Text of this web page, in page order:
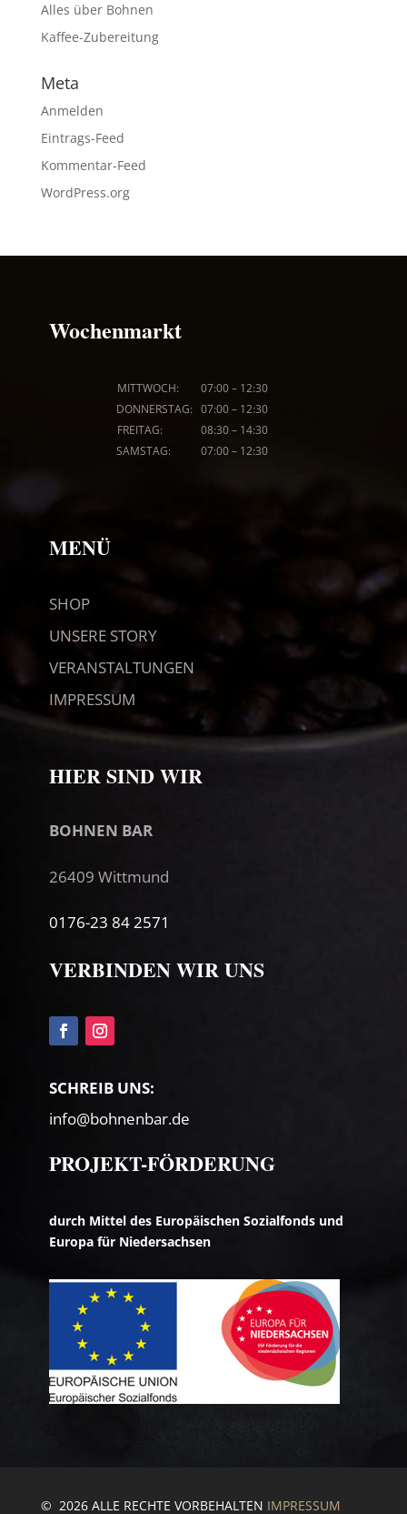
Alles über Bohnen
Kaffee-Zubereitung
Meta
Anmelden
Eintrags-Feed
Kommentar-Feed
WordPress.org
Wochenmarkt
MITTWOCH: 07:00–12:30
DONNERSTAG: 07:00– 12:30
FREITAG: 08:30–14:30
SAMSTAG: 07:00– 12:30
MENÜ
SHOP
UNSERE STORY
VERANSTALTUNGEN
IMPRESSUM
HIER SIND WIR
BOHNEN BAR
26409 Wittmund
0176-23 84 2571
VERBINDEN WIR UNS
SCHREIB UNS:
info@bohnenbar.de
PROJEKT-FÖRDERUNG
durch Mittel des Europäischen Sozialfonds und
Europa für Niedersachsen
© 2026 ALLE RECHTE VORBEHALTEN IMPRESSUM